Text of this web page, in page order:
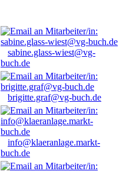
sabine.glass-wiest@vg-
buch.de
brigitte.graf@vg-buch.de
info@klaeranlage.markt-
buch.de